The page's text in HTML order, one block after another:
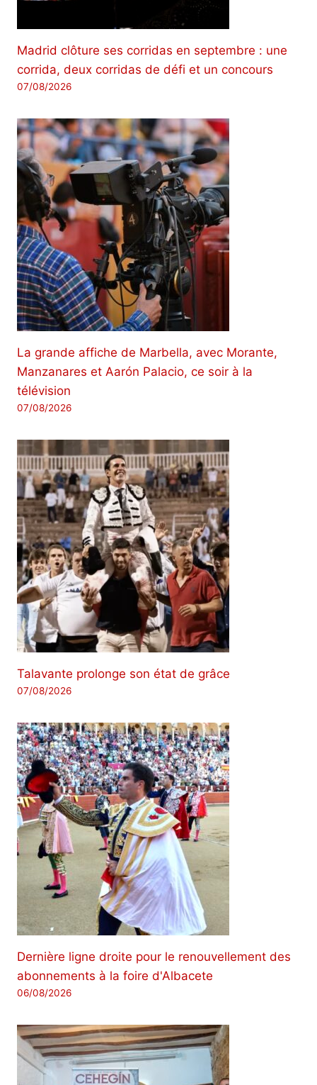
Madrid clôture ses corridas en septembre : une
corrida, deux corridas de défi et un concours
07/08/2026
La grande affiche de Marbella, avec Morante,
Manzanares et Aarón Palacio, ce soir à la
télévision
07/08/2026
Talavante prolonge son état de grâce
07/08/2026
Dernière ligne droite pour le renouvellement des
abonnements à la foire d'Albacete
06/08/2026